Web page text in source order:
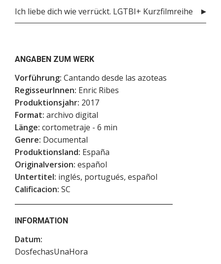
Ich liebe dich wie verrückt. LGTBI+ Kurzfilmreihe
ANGABEN ZUM WERK
Vorführung: Cantando desde las azoteas
RegisseurInnen: Enric Ribes
Produktionsjahr: 2017
Format: archivo digital
Länge: cortometraje - 6 min
Genre: Documental
Produktionsland: España
Originalversion: español
Untertitel: inglés, portugués, español
Calificacion: SC
INFORMATION
Datum:
DosfechasUnaHora